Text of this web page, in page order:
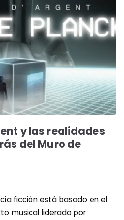
y las realidades
del Muro de
ficción está basado en el
musical liderado por